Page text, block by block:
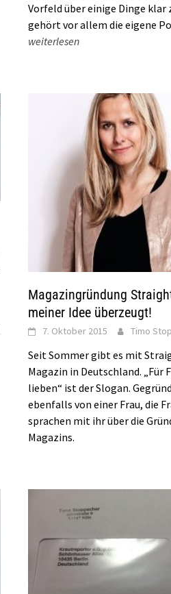
Vorfeld über einige Dinge klar
gehört vor allem die eigene
weiterlesen
Magazingründung
meiner Idee überzeugt!
7. Oktober 2015 Timo
Seit Sommer gibt es mit
Magazin in Deutschland. „Für
lieben“ ist der Slogan.
ebenfalls von einer Frau, die
sprachen mit ihr über die
Magazins.